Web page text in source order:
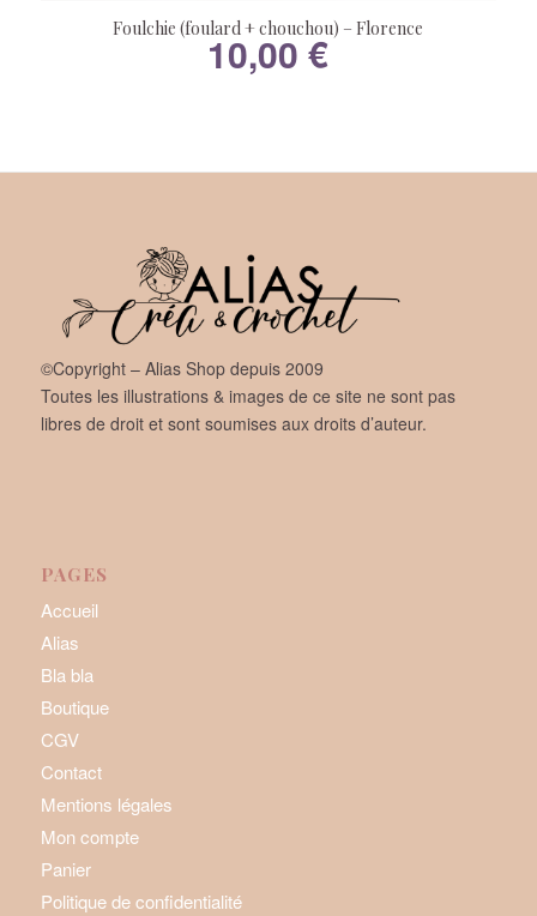
Foulchie (foulard + chouchou) – Florence
10,00€
©Copyright – Alias Shop depuis 2009
Toutes les illustrations & images de ce site ne sont pas
libres de droit et sont soumises aux droits d’auteur.
PAGES
Accueil
Alias
Bla bla
Boutique
CGV
Contact
Mentions légales
Mon compte
Panier
Politique de confidentialité